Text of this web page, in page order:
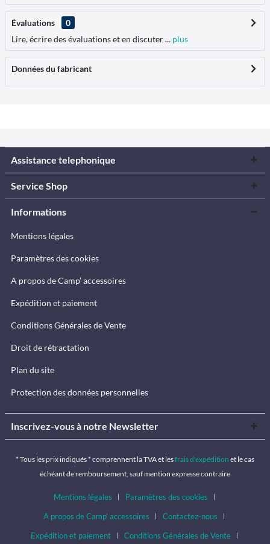
Évaluations
0
Lire, écrire des évaluations et en discuter ... plus
Données du fabricant
Assistance telephonique
Service Shop
Informations
Mentions légales
Paramètres des cookies
A propos de Camp’ accessoires
Expédition et paiement
Conditions Générales de Vente
Droit de rétractation
Plan du site
Protection des données personnelles
Inscrivez-vous à notre Newsletter
* Tous les prix indiqués * comprennent la TVA et lesfrais d'expédition et le cas
échéant de remboursement, sauf mention expresse contraire
Mentions légales
Paramètres des cookies
A propos de Camp’ accessoires
Contactez-nous
Expédition et paiement
Conditions Générales de Vente